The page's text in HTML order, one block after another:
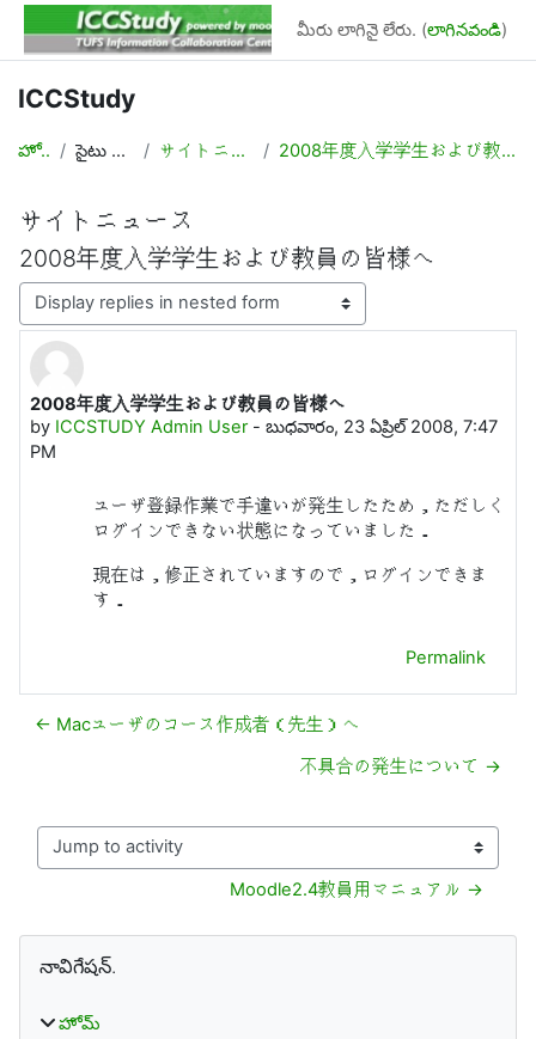
ప్రధాన కంటెంటుకు వెళ్ళు
మీరు లాగినై లేరు. (లాగినవండి)
ICCStudy
హోమ్ సైటు పేజీలు サイトニュース 2008年度入学学生および教員の皆様へ
サイトニュース
2008年度入学学生および教員の皆様へ
Display mode
2008年度入学学生および教員の皆様へ
by ICCSTUDY Admin User- బుధవారం, 23 ఏప్రిల్ 2008, 7:47
PM
Number of replies: 0
ユーザ登録作業で手違いが発生したため，ただしく
ログインできない状態になっていました．
現在は，修正されていますので，ログインできま
す．
Permalink
← Macユーザのコース作成者（先生）へ
不具合の発生について →
Jump to activity
Moodle2.4教員用マニュアル →
బ్లాకులు
నావిగేషన్.
హోమ్